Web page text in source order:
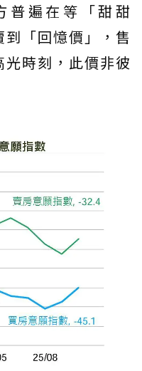
普遍在等「甜甜
「回憶價」，售
時刻，此價非彼